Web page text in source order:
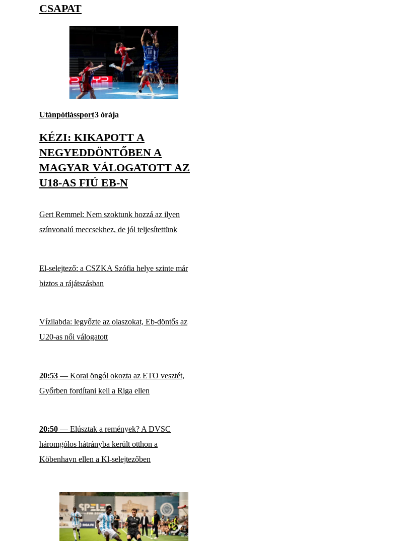
CSAPAT
Utánpótlássport3 órája
KÉZI: KIKAPOTT A
NEGYEDDÖNTŐBEN A
MAGYAR VÁLOGATOTT AZ
U18-AS FIÚ EB-N
Gert Remmel: Nem szoktunk hozzá az ilyen
színvonalú meccsekhez, de jól teljesítettünk
El-selejtező: a CSZKA Szófia helye szinte már
biztos a rájátszásban
Vízilabda: legyőzte az olaszokat, Eb-döntős az
U20-as női válogatott
20:53 — Korai öngól okozta az ETO vesztét,
Győrben fordítani kell a Riga ellen
20:50 — Elúsztak a remények? A DVSC
háromgólos hátrányba került otthon a
Köbenhavn ellen a Kl-selejtezőben